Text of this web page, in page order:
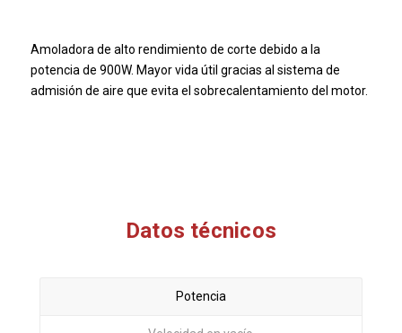
Amoladora de alto rendimiento de corte debido a la
potencia de 900W. Mayor vida útil gracias al sistema de
admisión de aire que evita el sobrecalentamiento del motor.
Datos técnicos
Potencia